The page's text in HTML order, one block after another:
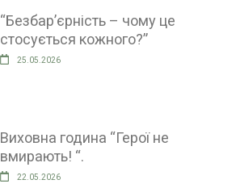
“Безбар’єрність – чому це
стосується кожного?”
25.05.2026
Виховна година “Герої не
вмирають! “.
22.05.2026